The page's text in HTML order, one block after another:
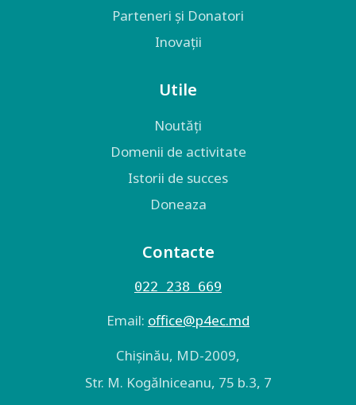
Parteneri și Donatori
Inovații
Utile
Noutăți
Domenii de activitate
Istorii de succes
Doneaza
Contacte
022 238 669
Email: оffice@p4ec.md
Chişinău, MD-2009,
Str. M. Kogălniceanu, 75 b.3, 7